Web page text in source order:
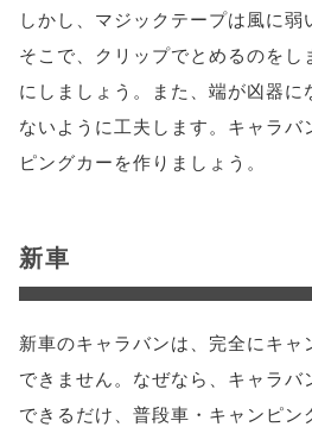
しかし、マジックテープは風に弱
そこで、クリップでとめるのをし
にしましょう。また、端が凶器に
ないように工夫します。キャラバ
ピングカーを作りましょう。
新車
新車のキャラバンは、完全にキャ
できません。なぜなら、キャラバ
できるだけ、普段車・キャンピ